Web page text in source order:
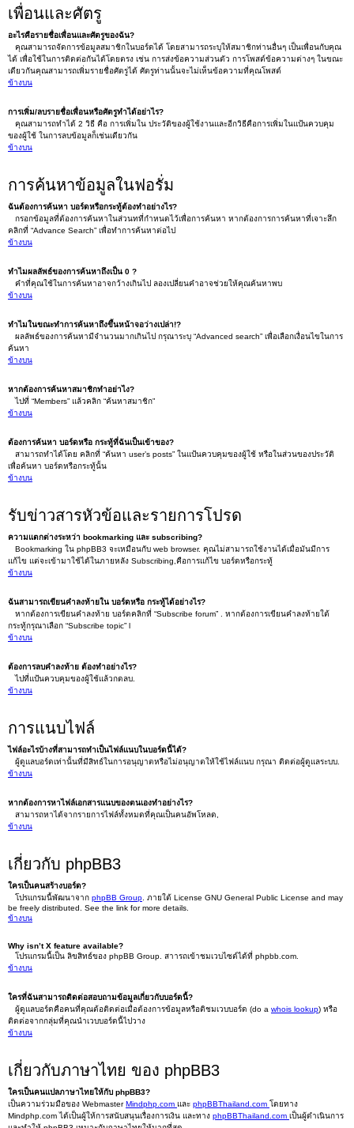
เพื่อนและศัตรู
อะไรคือรายชื่อเพื่อนและศัตรูของฉัน?
คุณสามารถจัดการข้อมูลสมาชิกในบอร์ดได้ โดยสามารถระบุให้สมาชิกท่านอื่นๆ เป็นเพื่อนกับคุณ
ได้ เพื่อใช้ในการติดต่อกันได้โดยตรง เช่น การส่งข้อความส่วนตัว การโพสต์ข้อความต่างๆ ในขณะ
เดียวกันคุณสามารถเพิ่มรายชื่อศัตรูได้ ศัตรูท่านนั้นจะไม่เห็นข้อความที่คุณโพสต์
ข้างบน
การเพิ่ม/ลบรายชื่อเพื่อนหรือศัตรูทำได้อย่าไร?
คุณสามารถทำได้ 2 วิธี คือ การเพิ่มใน ประวัติของผู้ใช้งานและอีกวิธีคือการเพิ่มในแป้นควบคุม
ของผู้ใช้ ในการลบข้อมูลก็เช่นเดียวกัน
ข้างบน
การค้นหาข้อมูลในฟอรั่ม
ฉันต้องการค้นหา บอร์ดหรือกระทู้ต้องทำอย่างไร?
กรอกข้อมูลที่ต้องการค้นหาในส่วนทที่กำหนดไว้เพื่อการค้นหา หากต้องการการค้นหาที่เจาะลึก
คลิกที่ “Advance Search” เพื่อทำการค้นหาต่อไป
ข้างบน
ทำไมผลลัพธ์ของการค้นหาถึงเป็น 0 ?
คำที่คุณใช้ในการค้นหาอาจกว้างเกินไป ลองเปลี่ยนคำอาจช่วยให้คุณค้นหาพบ
ข้างบน
ทำไมในขณะทำการค้นหาถึงขึ้นหน้าจอว่างเปล่า!?
ผลลัพธ์ของการค้นหามีจำนวนมากเกินไป กรุณาระบุ “Advanced search” เพื่อเลือกเงื่อนไขในการ
ค้นหา
ข้างบน
หากต้องการค้นหาสมาชิกทำอย่าไง?
ไปที่ “Members” แล้วคลิก “ค้นหาสมาชิก”
ข้างบน
ต้องการค้นหา บอร์ดหรือ กระทู้ที่ฉันเป็นเข้าของ?
สามารถทำได้โดย คลิกที่ “ค้นหา user’s posts” ในแป้นควบคุมของผู้ใช้ หรือในส่วนของประวัติ
เพื่อค้นหา บอร์ดหรือกระทู้นั้น
ข้างบน
รับข่าวสารหัวข้อและรายการโปรด
ความแตกต่างระหว่า bookmarking และ subscribing?
Bookmarking ใน phpBB3 จะเหมือนกับ web browser. คุณไม่สามารถใช้งานได้เมื่อมันมีการ
แก้ไข แต่จะเข้ามาใช้ได้ในภายหลัง Subscribing,คือการแก้ไข บอร์ดหรือกระทู้
ข้างบน
ฉันสามารถเขียนคำลงท้ายใน บอร์ดหรือ กระทู้ได้อย่างไร?
หากต้องการเขียนคำลงท้าย บอร์ดคลิกที่ “Subscribe forum” . หากต้องการเขียนคำลงท้ายใต้
กระทู้กรุณาเลือก “Subscribe topic” l
ข้างบน
ต้องการลบคำลงท้าย ต้องทำอย่างไร?
ไปที่แป้นควบคุมของผู้ใช้แล้วกดลบ.
ข้างบน
การแนบไฟล์
ไฟล์อะไรบ้างที่สามารถทำเป็นไฟล์แนบในบอร์ดนี้ได้?
ผู้ดูแลบอร์ดเท่านั้นที่มีสิทธ์ในการอนุญาตหรือไม่อนุญาตให้ใช้ไฟล์แนบ กรุณา ติดต่อผู้ดูแลระบบ.
ข้างบน
หากต้องการหาไฟล์เอกสารแนบของตนเองทำอย่างไร?
สามารถหาได้จากรายการไฟล์ทั้งหมดที่คุณเป็นคนอัพโหลด,
ข้างบน
เกี่ยวกับ phpBB3
ใครเป็นคนสร้างบอร์ด?
โปรแกรมนี้พัฒนาจาก phpBB Group . ภายใต้ License GNU General Public License and may
be freely distributed. See the link for more details.
ข้างบน
Why isn’t X feature available?
โปรแกรมนี้เป็น ลิขสิทธ์ของ phpBB Group. สาารถเข้าชมเวบไซต์ได้ที่ phpbb.com.
ข้างบน
ใครที่ฉันสามารถติดต่อสอบถามข้อมูลเกี่ยวกับบอร์ดนี้?
ผู้ดูแลบอร์ดคือคนที่คุณต้อติดต่อเมื่อต้องการข้อมูลหรือติชมเวบบอร์ด (do a whois lookup) หรือ
ติดต่อจากกลุ่มที่คุณนำเวบบอร์ดนี้ไปวาง
ข้างบน
เกี่ยวกับภาษาไทย ของ phpBB3
ใครเป็นคนแปลภาษาไทยให้กับ phpBB3?
เป็นความร่วมมือของ WebmasterMindphp.com และ phpBBThailand.com โดยทาง
Mindphp.com ได้เป็นผู้ให้การสนับสนุนเรื่องการเงิน และทาง phpBBThailand.com เป็นผู้ดำเนินการ